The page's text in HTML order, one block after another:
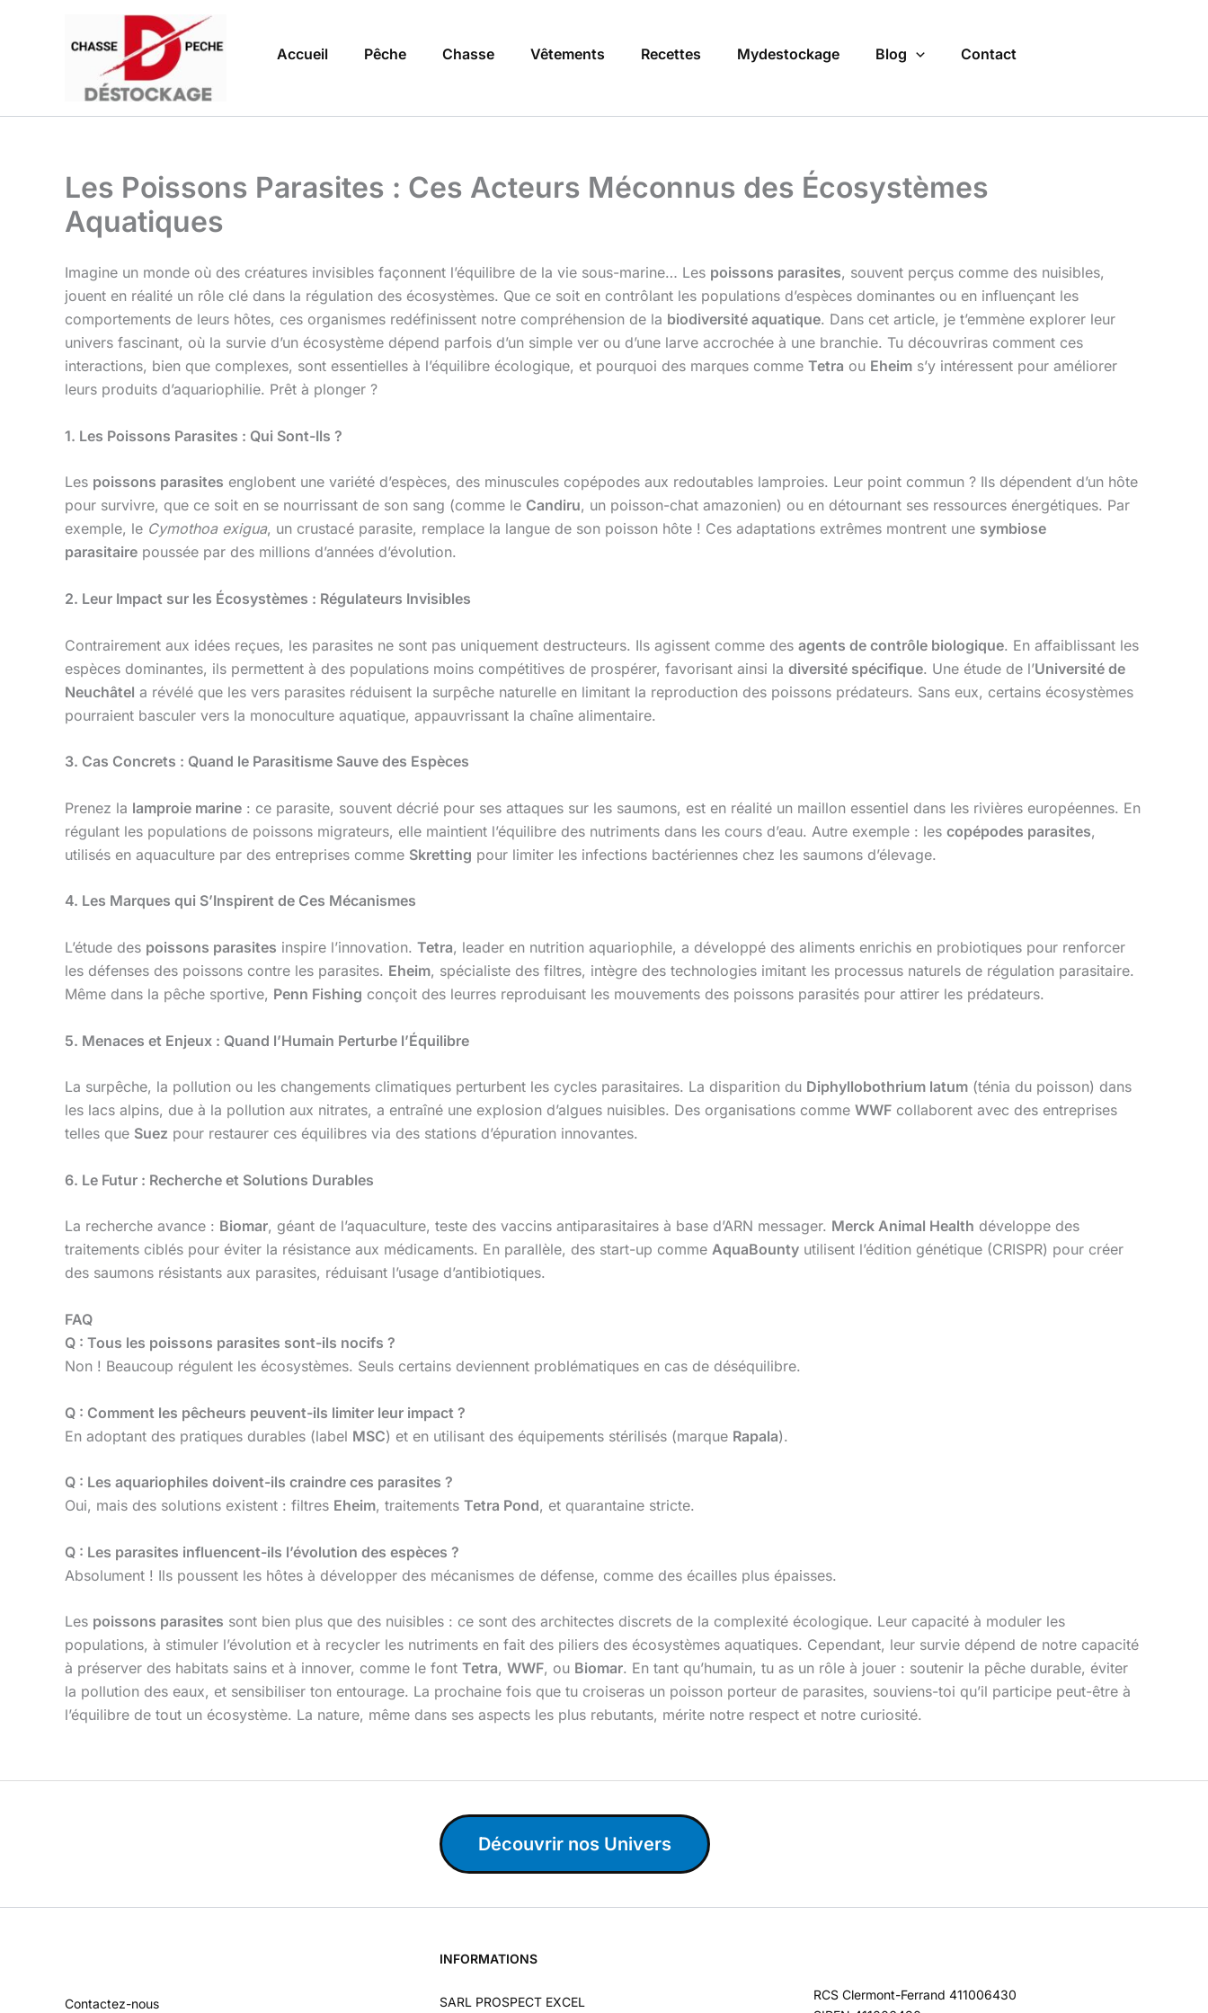
Accueil Pêche Chasse Vêtements Recettes Mydestockage Blog Contact
Les Poissons Parasites : Ces Acteurs Méconnus des Écosystèmes
Aquatiques
Imagine un monde où des créatures invisibles façonnent l’équilibre de la vie sous-marine… Les poissons parasites, souvent perçus comme des nuisibles,
jouent en réalité un rôle clé dans la régulation des écosystèmes. Que ce soit en contrôlant les populations d’espèces dominantes ou en influençant les
comportements de leurs hôtes, ces organismes redéfinissent notre compréhension de la biodiversité aquatique. Dans cet article, je t’emmène explorer leur
univers fascinant, où la survie d’un écosystème dépend parfois d’un simple ver ou d’une larve accrochée à une branchie. Tu découvriras comment ces
interactions, bien que complexes, sont essentielles à l’équilibre écologique, et pourquoi des marques comme Tetra ou Eheim s’y intéressent pour améliorer
leurs produits d’aquariophilie. Prêt à plonger ?
1. Les Poissons Parasites : Qui Sont-Ils ?
Les poissons parasites englobent une variété d’espèces, des minuscules copépodes aux redoutables lamproies. Leur point commun ? Ils dépendent d’un hôte
pour survivre, que ce soit en se nourrissant de son sang (comme le Candiru, un poisson-chat amazonien) ou en détournant ses ressources énergétiques. Par
exemple, le Cymothoa exigua, un crustacé parasite, remplace la langue de son poisson hôte ! Ces adaptations extrêmes montrent une symbiose
parasitaire poussée par des millions d’années d’évolution.
2. Leur Impact sur les Écosystèmes : Régulateurs Invisibles
Contrairement aux idées reçues, les parasites ne sont pas uniquement destructeurs. Ils agissent comme des agents de contrôle biologique. En affaiblissant les
espèces dominantes, ils permettent à des populations moins compétitives de prospérer, favorisant ainsi la diversité spécifique. Une étude de l’Université de
Neuchâtel a révélé que les vers parasites réduisent la surpêche naturelle en limitant la reproduction des poissons prédateurs. Sans eux, certains écosystèmes
pourraient basculer vers la monoculture aquatique, appauvrissant la chaîne alimentaire.
3. Cas Concrets : Quand le Parasitisme Sauve des Espèces
Prenez la lamproie marine : ce parasite, souvent décrié pour ses attaques sur les saumons, est en réalité un maillon essentiel dans les rivières européennes. En
régulant les populations de poissons migrateurs, elle maintient l’équilibre des nutriments dans les cours d’eau. Autre exemple : les copépodes parasites,
utilisés en aquaculture par des entreprises comme Skretting pour limiter les infections bactériennes chez les saumons d’élevage.
4. Les Marques qui S’Inspirent de Ces Mécanismes
L’étude des poissons parasites inspire l’innovation. Tetra, leader en nutrition aquariophile, a développé des aliments enrichis en probiotiques pour renforcer
les défenses des poissons contre les parasites. Eheim, spécialiste des filtres, intègre des technologies imitant les processus naturels de régulation parasitaire.
Même dans la pêche sportive, Penn Fishing conçoit des leurres reproduisant les mouvements des poissons parasités pour attirer les prédateurs.
5. Menaces et Enjeux : Quand l’Humain Perturbe l’Équilibre
La surpêche, la pollution ou les changements climatiques perturbent les cycles parasitaires. La disparition du Diphyllobothrium latum (ténia du poisson) dans
les lacs alpins, due à la pollution aux nitrates, a entraîné une explosion d’algues nuisibles. Des organisations comme WWF collaborent avec des entreprises
telles que Suez pour restaurer ces équilibres via des stations d’épuration innovantes.
6. Le Futur : Recherche et Solutions Durables
La recherche avance : Biomar, géant de l’aquaculture, teste des vaccins antiparasitaires à base d’ARN messager. Merck Animal Health développe des
traitements ciblés pour éviter la résistance aux médicaments. En parallèle, des start-up comme AquaBounty utilisent l’édition génétique (CRISPR) pour créer
des saumons résistants aux parasites, réduisant l’usage d’antibiotiques.
FAQ
Q : Tous les poissons parasites sont-ils nocifs ?
Non ! Beaucoup régulent les écosystèmes. Seuls certains deviennent problématiques en cas de déséquilibre.
Q : Comment les pêcheurs peuvent-ils limiter leur impact ?
En adoptant des pratiques durables (label MSC) et en utilisant des équipements stérilisés (marque Rapala).
Q : Les aquariophiles doivent-ils craindre ces parasites ?
Oui, mais des solutions existent : filtres Eheim, traitements Tetra Pond, et quarantaine stricte.
Q : Les parasites influencent-ils l’évolution des espèces ?
Absolument ! Ils poussent les hôtes à développer des mécanismes de défense, comme des écailles plus épaisses.
Les poissons parasites sont bien plus que des nuisibles : ce sont des architectes discrets de la complexité écologique. Leur capacité à moduler les
populations, à stimuler l’évolution et à recycler les nutriments en fait des piliers des écosystèmes aquatiques. Cependant, leur survie dépend de notre capacité
à préserver des habitats sains et à innover, comme le font Tetra, WWF, ou Biomar. En tant qu’humain, tu as un rôle à jouer : soutenir la pêche durable, éviter
la pollution des eaux, et sensibiliser ton entourage. La prochaine fois que tu croiseras un poisson porteur de parasites, souviens-toi qu’il participe peut-être à
l’équilibre de tout un écosystème. La nature, même dans ses aspects les plus rebutants, mérite notre respect et notre curiosité.
Découvrir nos Univers
Contactez-nous
INFORMATIONS
SARL PROSPECT EXCEL
RCS Clermont-Ferrand 411006430